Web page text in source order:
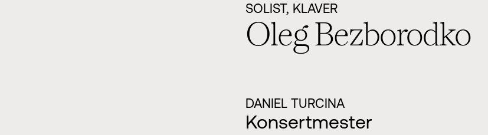
SOLIST, KLAVER
Oleg Bezborodko
DANIEL TURCINA
Konsertmester